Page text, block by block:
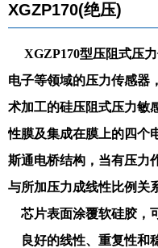
XGZP170(绝压)
XGZP170型压阻式压
电子等领域的压力传感器
术加工的硅压阻式压力敏
性膜及集成在膜上的四个
斯通电桥结构，当有压力
与所加压力成线性比例关
芯片表面涂覆软硅胶，
良好的线性、重复性和